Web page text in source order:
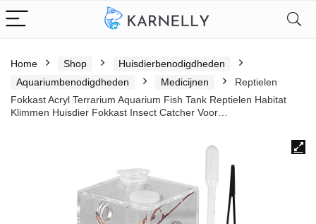
Home Shop
Huisdierbenodigdheden
Aquariumbenodigdheden
Medicijnen
Reptielen
Fokkast Acryl Terrarium Aquarium Fish Tank Reptielen Habitat
Klimmen Huisdier Fokkast Insect Catcher Voor…